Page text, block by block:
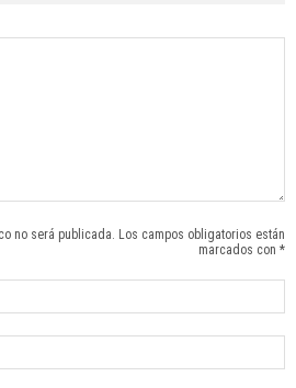
no será publicada. Los campos obligatorios están
marcados con *